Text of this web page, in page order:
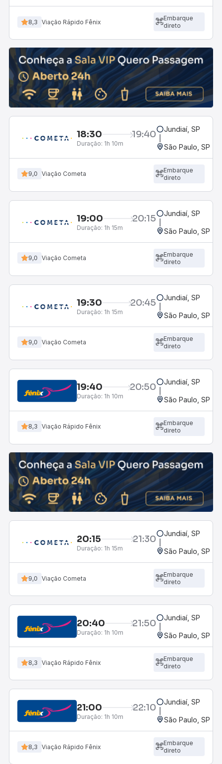
8,3 Viação Rápido Fênix
Embarque
direto
18:30 19:40
Duração: 1h 10m
Jundiaí, SP
São Paulo, SP -
9,0 Viação Cometa
Embarque
direto
19:00 20:15
Duração: 1h 15m
Jundiaí, SP
São Paulo, SP -
9,0 Viação Cometa
Embarque
direto
19:30 20:45
Duração: 1h 15m
Jundiaí, SP
São Paulo, SP -
9,0 Viação Cometa
Embarque
direto
19:40 20:50
Duração: 1h 10m
Jundiaí, SP
São Paulo, SP -
8,3 Viação Rápido Fênix
Embarque
direto
20:15 21:30
Duração: 1h 15m
Jundiaí, SP
São Paulo, SP -
9,0 Viação Cometa
Embarque
direto
20:40 21:50
Duração: 1h 10m
Jundiaí, SP
São Paulo, SP -
8,3 Viação Rápido Fênix
Embarque
direto
21:00 22:10
Duração: 1h 10m
Jundiaí, SP
São Paulo, SP -
8,3 Viação Rápido Fênix
Embarque
direto